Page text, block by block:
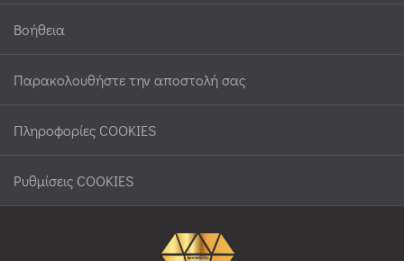
Βοήθεια
Παρακολουθήστε την αποστολή σας
Πληροφορίες COOKIES
Ρυθμίσεις COOKIES